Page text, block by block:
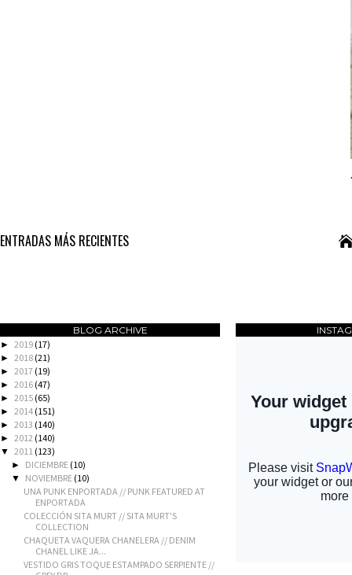
ENTRADAS MÁS RECIENTES
BLOG ARCHIVE
► 2019 (17)
► 2018 (21)
► 2017 (19)
► 2016 (47)
► 2015 (65)
► 2014 (151)
► 2013 (140)
► 2012 (140)
▼ 2011 (123)
► DICIEMBRE (10)
▼ NOVIEMBRE (10)
UNA PUNK ENPORTADA // PUNK FEATURED AT
ENPORTADA
COLECCIÓN SITA MURT // SITA MURT'S
COLLECTION
CHAQUETA VAQUERA CHANELERA // DENIM
CHANEL LIKE JA...
VESTIDO GRIS TOQUE ESTAMPADO SERPIENTE //